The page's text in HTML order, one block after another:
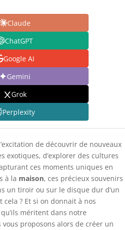
Claude
ChatGPT
Google AI
Gemini
Grok
Perplexity
de découvrir de nouveaux
exotiques, d’explorer des cultures
ces moments uniques en
à la maison, ces précieux souvenirs
un tiroir ou sur le disque dur d’un
? Et si on donnait à nos
méritent dans notre
vous proposons alors de créer un